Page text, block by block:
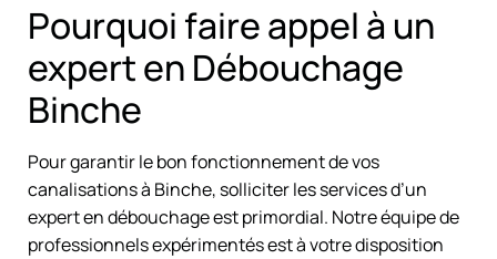
Pourquoi faire appel à un
expert en Débouchage
Binche
Pour garantir le bon fonctionnement de vos
canalisations à Binche, solliciter les services d’un
expert en débouchage est primordial. Notre équipe de
professionnels expérimentés est à votre disposition